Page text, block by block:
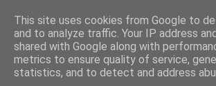
This site uses cookies from Google to
and to analyze traffic. Your IP address
shared with Google along with
metrics to ensure quality of service,
statistics, and to detect and address